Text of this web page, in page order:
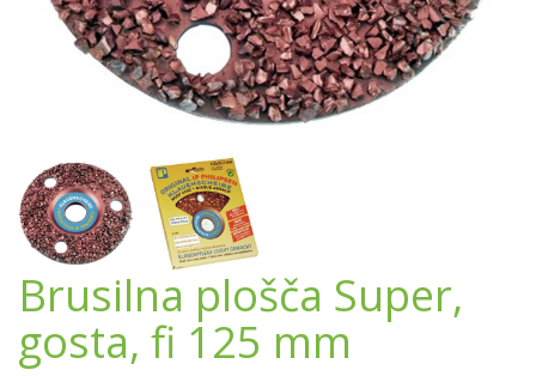
Brusilna plošča Super,
gosta, fi 125 mm